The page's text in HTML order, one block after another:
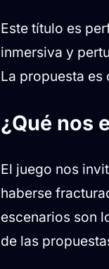
Este título es
inmersiva y
La propuesta es
¿Qué nos
El juego nos
haberse
escenarios son
de las